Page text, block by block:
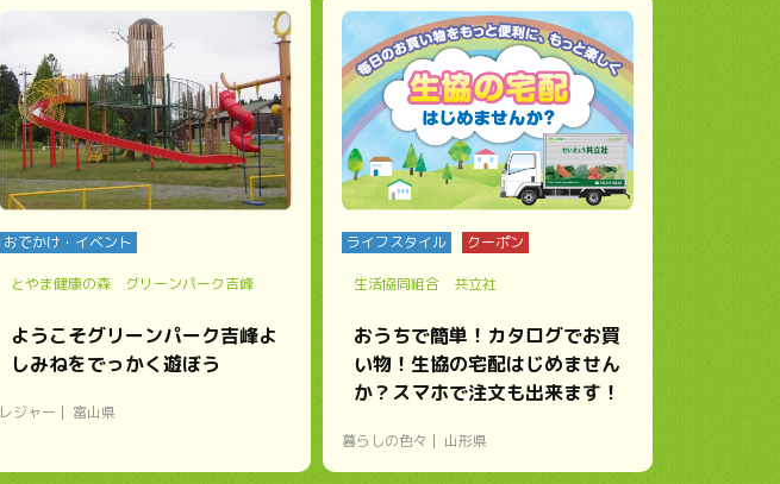
おでかけ・イベント
とやま健康の森 グリーンパーク吉峰
ようこそグリーンパーク吉峰よ
しみねをでっかく遊ぼう
レジャー 富山県
ライフスタイル クーポン
生活協同組合 共立社
おうちで簡単！カタログでお買
い物！生協の宅配はじめません
か？スマホで注文も出来ます！
暮らしの色々 山形県